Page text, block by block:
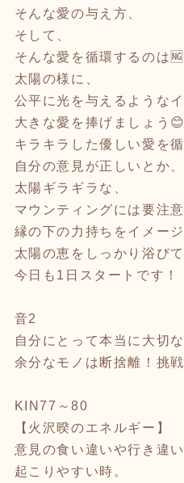
そんな愛の与え方、
そして、
そんな愛を循環するのは🆖
太陽の様に、
公平に光を与えるようなイ
大きな愛を捧げましょう😊
キラキラした優しい愛を
自分の意見が正しいとか、
太陽ギラギラな、
マウンティングには要注意
縁の下の力持ちをイメー
太陽の恵をしっかり浴びて
今日も1日スタートです！
音2
自分にとって本当に大切
余分なモノは断捨離！挑戦
KIN77～80
【火沢暌のエネルギー】
意見の食い違いや行き違
起こりやすい時。